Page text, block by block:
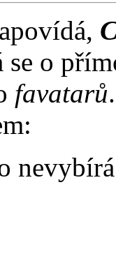
se o
favatarů